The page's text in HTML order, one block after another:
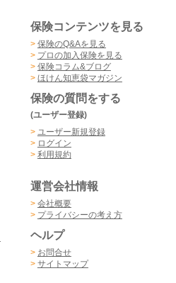
保険コンテンツを見る
> 保険のQ&Aを見る
> プロの加入保険を見る
> 保険コラム&ブログ
> ほけん知恵袋マガジン
保険の質問をする
(ユーザー登録)
> ユーザー新規登録
> ログイン
> 利用規約
運営会社情報
> 会社概要
> プライバシーの考え方
ヘルプ
> お問合せ
> サイトマップ